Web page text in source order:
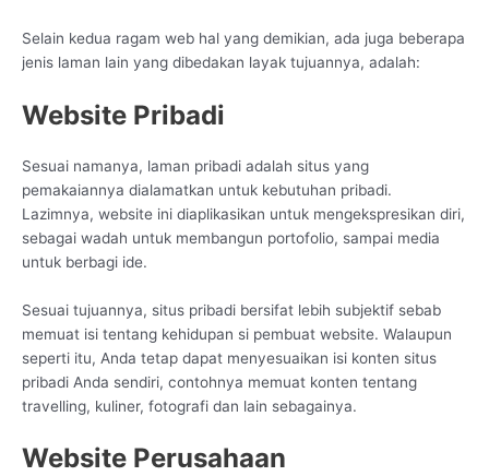
Selain kedua ragam web hal yang demikian, ada juga beberapa
jenis laman lain yang dibedakan layak tujuannya, adalah:
Website Pribadi
Sesuai namanya, laman pribadi adalah situs yang
pemakaiannya dialamatkan untuk kebutuhan pribadi.
Lazimnya, website ini diaplikasikan untuk mengekspresikan diri,
sebagai wadah untuk membangun portofolio, sampai media
untuk berbagi ide.
Sesuai tujuannya, situs pribadi bersifat lebih subjektif sebab
memuat isi tentang kehidupan si pembuat website. Walaupun
seperti itu, Anda tetap dapat menyesuaikan isi konten situs
pribadi Anda sendiri, contohnya memuat konten tentang
travelling, kuliner, fotografi dan lain sebagainya.
Website Perusahaan